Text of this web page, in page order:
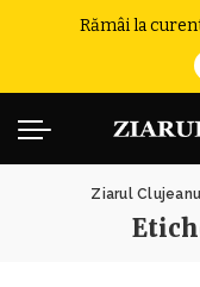
Rămâi la
Ziarul